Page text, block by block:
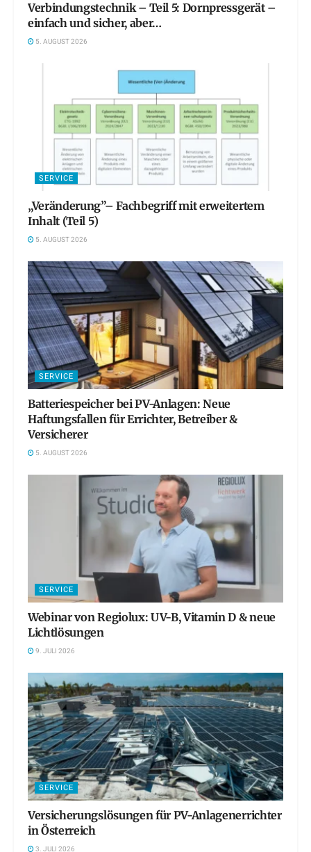
Verbindungstechnik – Teil 5: Dornpressgerät –
einfach und sicher, aber…
5. AUGUST 2026
SERVICE
„Veränderung”– Fachbegriff mit erweitertem
Inhalt (Teil 5)
5. AUGUST 2026
SERVICE
Batteriespeicher bei PV-Anlagen: Neue
Haftungsfallen für Errichter, Betreiber &
Versicherer
5. AUGUST 2026
SERVICE
Webinar von Regiolux: UV-B, Vitamin D & neue
Lichtlösungen
9. JULI 2026
SERVICE
Versicherungslösungen für PV-Anlagenerrichter
in Österreich
3. JULI 2026